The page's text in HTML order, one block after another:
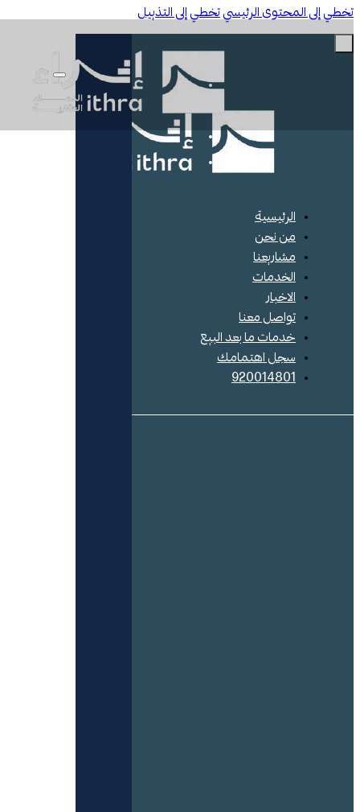
إلى المحتوى الرئيسيتخطي إلى التذييل
الرئيسية
من نحن
مشاريعنا
الخدمات
الاخبار
تواصل معنا
خدمات ما بعد البيع
سجل اهتمامك
920014801